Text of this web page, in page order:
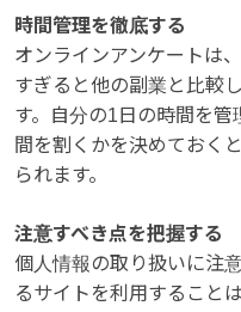
時間管理を徹底する
オンラインアンケートは
すぎると他の副業と比較
す。自分の1日の時間を
間を割くかを決めておく
られます。
注意すべき点を把握する
個人情報の取り扱いに注
るサイトを利用すること